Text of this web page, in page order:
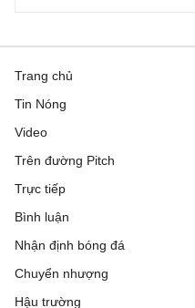
Trang chủ
Tin Nóng
Video
Trên đường Pitch
Trực tiếp
Bình luận
Nhận định bóng đá
Chuyển nhượng
Hậu trường